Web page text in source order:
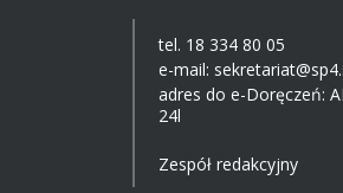
tel. 18 334 80 05
e-mail:
adres do e-Doręczeń:
24l
Zespół redakcyjny